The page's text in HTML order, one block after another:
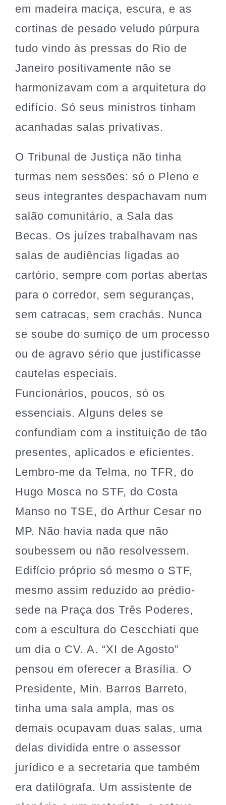
em madeira maciça, escura, e as
cortinas de pesado veludo púrpura
tudo vindo às pressas do Rio de
Janeiro positivamente não se
harmonizavam com a arquitetura do
edifício. Só seus ministros tinham
acanhadas salas privativas.
O Tribunal de Justiça não tinha
turmas nem sessões: só o Pleno e
seus integrantes despachavam num
salão comunitário, a Sala das
Becas. Os juízes trabalhavam nas
salas de audiências ligadas ao
cartório, sempre com portas abertas
para o corredor, sem seguranças,
sem catracas, sem crachás. Nunca
se soube do sumiço de um processo
ou de agravo sério que justificasse
cautelas especiais.
Funcionários, poucos, só os
essenciais. Alguns deles se
confundiam com a instituição de tão
presentes, aplicados e eficientes.
Lembro-me da Telma, no TFR, do
Hugo Mosca no STF, do Costa
Manso no TSE, do Arthur Cesar no
MP. Não havia nada que não
soubessem ou não resolvessem.
Edifício próprio só mesmo o STF,
mesmo assim reduzido ao prédio-
sede na Praça dos Três Poderes,
com a escultura do Cescchiati que
um dia o CV. A. “XI de Agosto”
pensou em oferecer a Brasília. O
Presidente, Min. Barros Barreto,
tinha uma sala ampla, mas os
demais ocupavam duas salas, uma
delas dividida entre o assessor
jurídico e a secretaria que também
era datilógrafa. Um assistente de